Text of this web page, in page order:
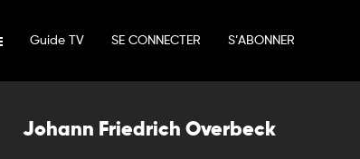
Guide TV SE CONNECTER S’ABONNER
Johann Friedrich Overbeck